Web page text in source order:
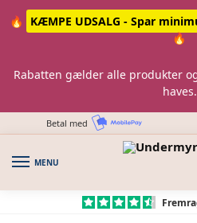
🔥
KÆMPE UDSALG - Spar
🔥
Rabatten gælder alle produkter
haves.
Betal med
MENU